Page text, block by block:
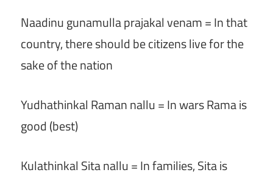
Naadinu gunamulla prajakal venam = In that
country, there should be citizens live for the
sake of the nation
Yudhathinkal Raman nallu = In wars Rama is
good (best)
Kulathinkal Sita nallu = In families, Sita is